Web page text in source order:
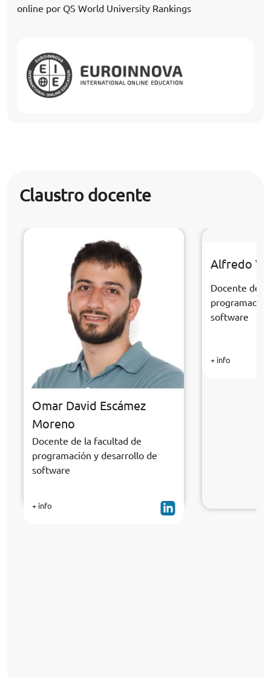
online por QS World University Rankings
Claustro docente
Omar David Escámez
Moreno
Docente de la facultad de
programación y desarrollo de
software
+ info
Alfredo
Docente de
software
+ info